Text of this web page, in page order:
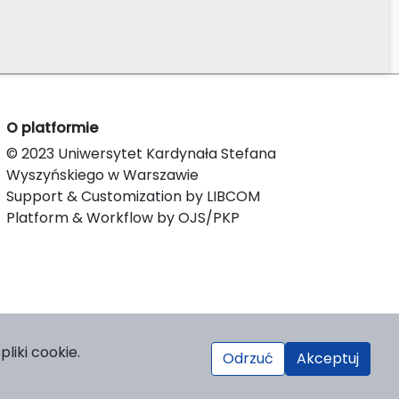
O platformie
© 2023 Uniwersytet Kardynała Stefana
Wyszyńskiego w Warszawie
Support & Customization by LIBCOM
Platform & Workflow by OJS/PKP
cookie. Odrzuć Akceptuj